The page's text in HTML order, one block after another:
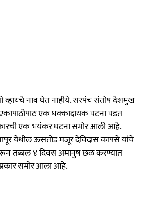
व्हायचे नाव घेत नाहीये. सरपंच संतोष देशमुख
एक धक्कादायक घटना घडत
एक भयंकर घटना समोर आली आहे.
येथील ऊसतोड मजूर देविदास कापसे यांचे
तब्बल ४ दिवस अमानुष छळ करण्यात
समोर आला आहे.